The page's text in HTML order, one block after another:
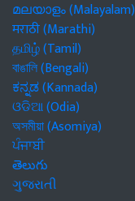
മലയാളം (Malayalam)
मराठी (Marathi)
தமிழ் (Tamil)
বাঙালি (Bengali)
ಕನ್ನಡ (Kannada)
ଓଡିଆ (Odia)
অসমীয়া (Asomiya)
ਪੰਜਾਬੀ
తెలుగు
ગુજરાતી